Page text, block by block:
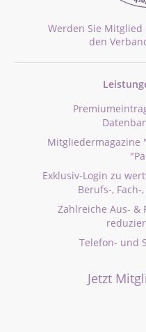
Werden Sie
den
Mitgliedermagazine
Exklusiv-Login zu
Berufs-,
Zahlreiche Aus- &
Telefon- und
Jetzt